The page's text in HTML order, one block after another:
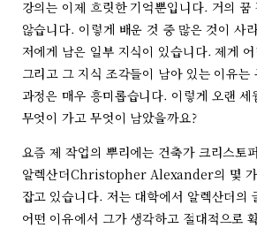
강의는 이제 흐릿한 기억뿐입니다. 거의 꿈
않습니다. 이렇게 배운 것 중 많은 것이 사
저에게 남은 일부 지식이 있습니다. 제게
그리고 그 지식 조각들이 남아 있는 이유는
과정은 매우 흥미롭습니다. 이렇게 오랜 세
무엇이 가고 무엇이 남았을까요?
요즘 제 작업의 뿌리에는 건축가 크리스토퍼
알렉산더Christopher Alexander의 몇 가
잡고 있습니다. 저는 대학에서 알렉산더의
어떤 이유에서 그가 생각하고 절대적으로